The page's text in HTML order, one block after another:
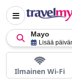
Mayo
Lisää
Ilmainen Wi-Fi